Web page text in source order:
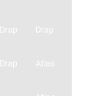
Drap
Drap
Drap
Atlas